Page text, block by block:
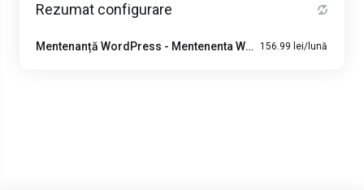
Rezumat configurare
Mentenanță WordPress - Mentenenta WordPress Site Care 156.99 lei/lună